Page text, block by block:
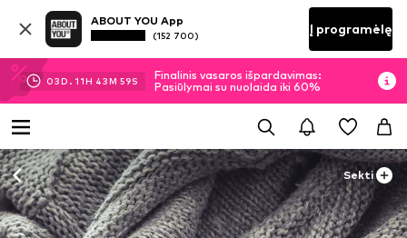
ABOUT YOU App
(152 700) Į programėlę
03D. 11H 43M 58S
Finalinis vasaros išpardavimas:
Pasiūlymai su nuolaida iki 60%
Sekti